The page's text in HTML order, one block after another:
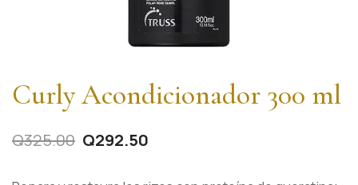
Curly Acondicionador 300 ml
Q325.00 Q292.50